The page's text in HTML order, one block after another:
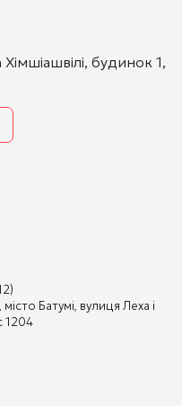
Батумі, вулиця Леха і
1204
будинок 1,